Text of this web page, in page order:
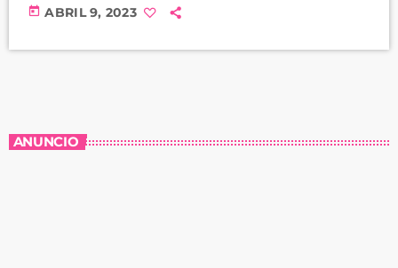
today ABRIL 9, 2023
ANUNCIO